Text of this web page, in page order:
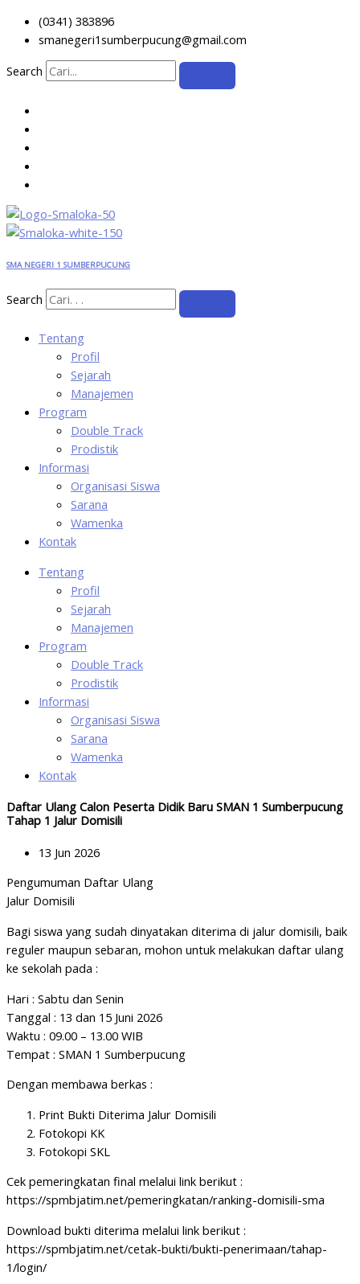
content
(0341) 383896
smanegeri1sumberpucung@gmail.com
Search
SMA NEGERI 1 SUMBERPUCUNG
Search
Tentang
Profil
Sejarah
Manajemen
Program
Double Track
Prodistik
Informasi
Organisasi Siswa
Sarana
Wamenka
Kontak
Tentang
Profil
Sejarah
Manajemen
Program
Double Track
Prodistik
Informasi
Organisasi Siswa
Sarana
Wamenka
Kontak
Daftar Ulang Calon Peserta Didik Baru SMAN 1 Sumberpucung
Tahap 1 Jalur Domisili
13 Jun 2026
Pengumuman Daftar Ulang
Jalur Domisili
Bagi siswa yang sudah dinyatakan diterima di jalur domisili, baik
reguler maupun sebaran, mohon untuk melakukan daftar ulang
ke sekolah pada :
Hari : Sabtu dan Senin
Tanggal : 13 dan 15 Juni 2026
Waktu : 09.00 – 13.00 WIB
Tempat : SMAN 1 Sumberpucung
Dengan membawa berkas :
Print Bukti Diterima Jalur Domisili
Fotokopi KK
Fotokopi SKL
Cek pemeringkatan final melalui link berikut :
https://spmbjatim.net/pemeringkatan/ranking-domisili-sma
Download bukti diterima melalui link berikut :
https://spmbjatim.net/cetak-bukti/bukti-penerimaan/tahap-
1/login/